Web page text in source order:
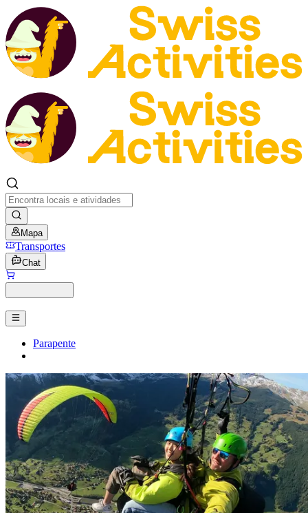
Mapa
Transportes
Chat
Parapente